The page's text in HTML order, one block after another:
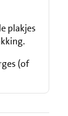
plakjes
(of